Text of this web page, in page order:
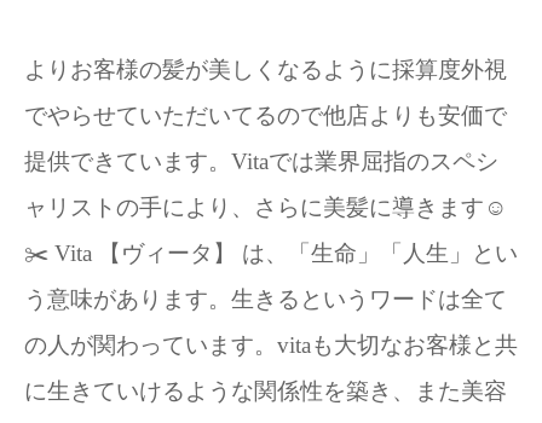
よりお客様の髪が美しくなるように採算度外視
でやらせていただいてるので他店よりも安価で
提供できています。Vitaでは業界屈指のスペシ
ャリストの手により、さらに美髪に導きます☺️
✂️ Vita 【ヴィータ】 は、「生命」「人生」とい
う意味があります。生きるというワードは全て
の人が関わっています。vitaも大切なお客様と共
に生きていけるような関係性を築き、また美容